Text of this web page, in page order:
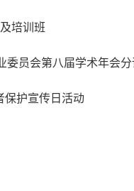
培训班
员会第八届学术年会
保护宣传日活动